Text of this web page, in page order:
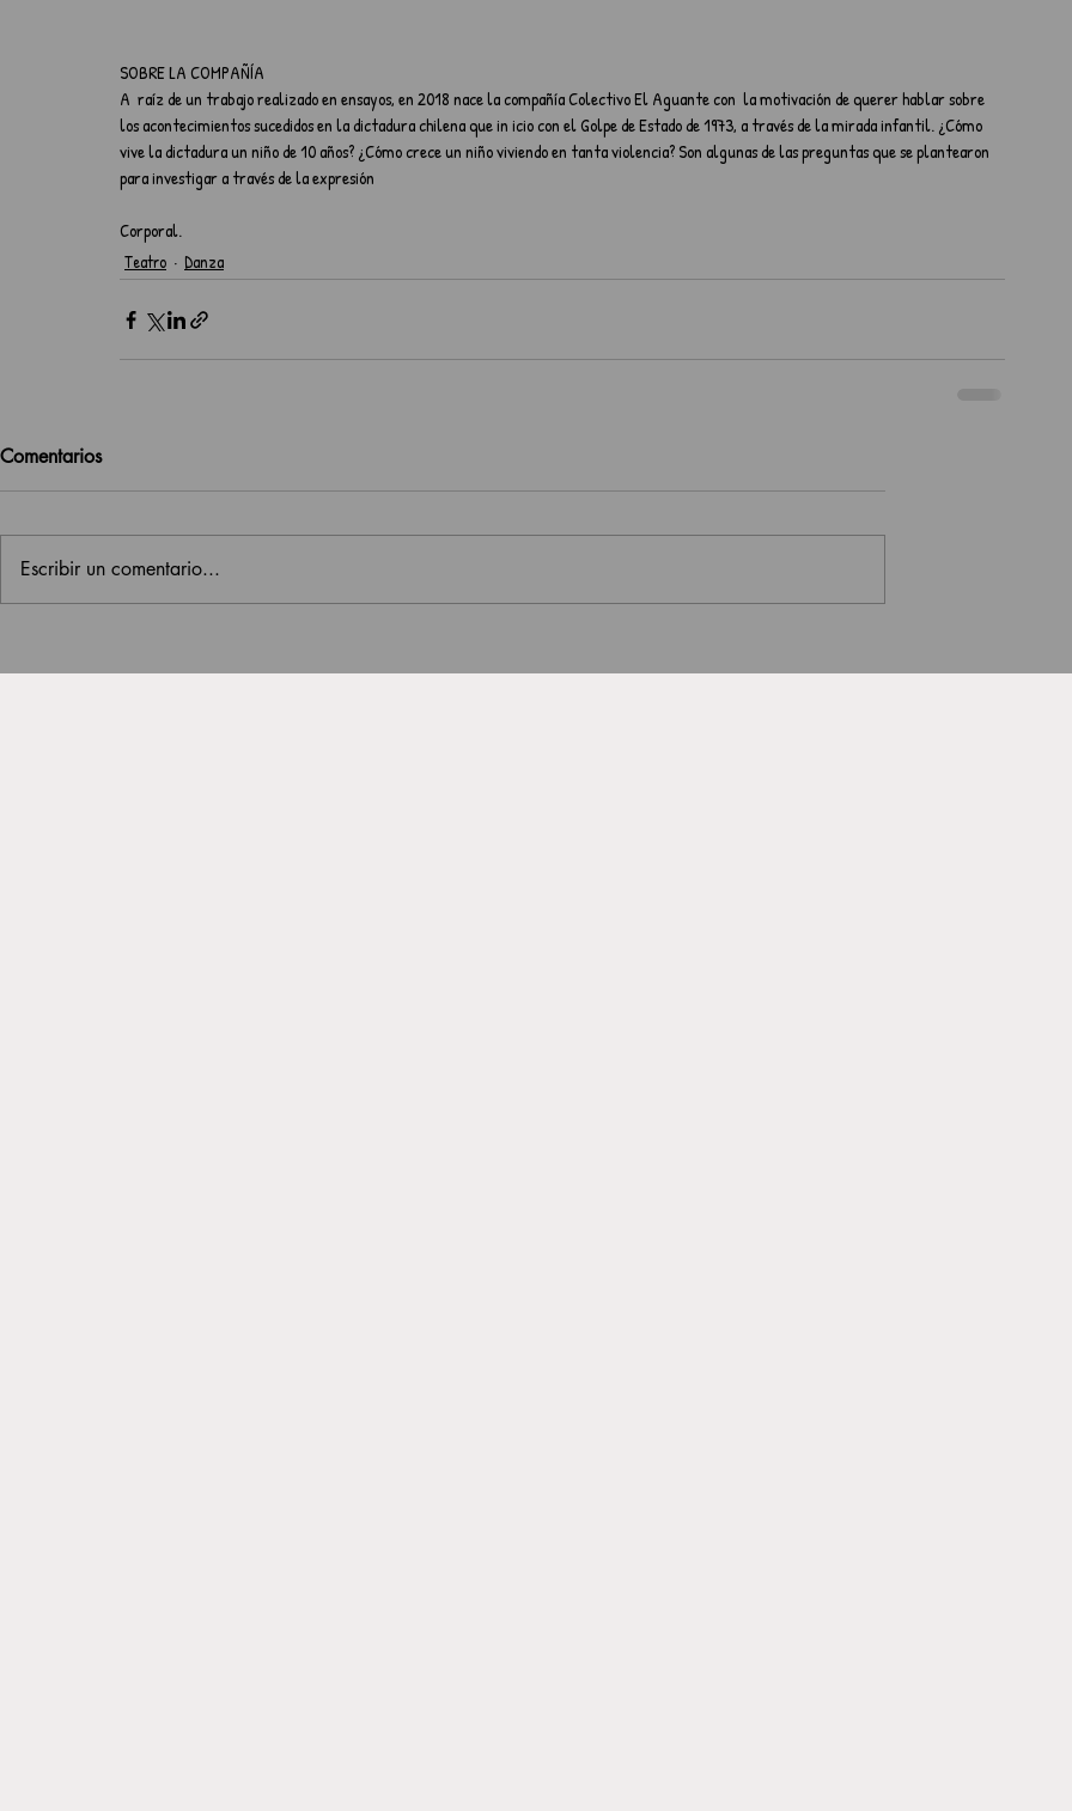
SOBRE LA COMPAÑÍA
A  raíz de un trabajo realizado en ensayos, en 2018 nace la compañía Colectivo El Aguante con  la motivación de querer hablar sobre
los acontecimientos sucedidos en la dictadura chilena que in icio con el Golpe de Estado de 1973, a través de la mirada infantil. ¿Cómo
vive la dictadura un niño de 10 años? ¿Cómo crece un niño viviendo en tanta violencia? Son algunas de las preguntas que se plantearon
para investigar a través de la expresión
Corporal.
Teatro Danza
Comentarios
Escribir un comentario...